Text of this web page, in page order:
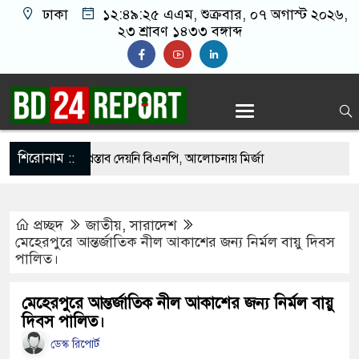
ঢাকা ১২:৪৯:২৬ এএম, শুক্রবার, ০৭ অগাস্ট ২০২৬,
২৩ শ্রাবণ ১৪৩৩ বঙ্গাব্দ
শিরোনাম ::
ড. ইউনূসকে প্রস্তাব দেয়নি বিএনপি, আলোচনায় মির্জা
সঙ্গে দেশে ফিরতে চান সাকিব
বাসভবনে অগ্নিসংযোগের চেষ্টা, সিসিটিভিতে ৭
ছাড়াই মার্কিন ঘাঁটিতে নিখুঁত হামলা চালান ইরানি
প্রচ্ছদ জাতীয়,সারাদেশ
মেহেরপুরে আন্তর্জাতিক নীল আকাশের জন্য নির্মল বায়ু দিবস
পালিত।
মেহেরপুরে আন্তর্জাতিক নীল আকাশের জন্য নির্মল বায়ু
দিবস পালিত।
ডেস্ক রিপোর্ট